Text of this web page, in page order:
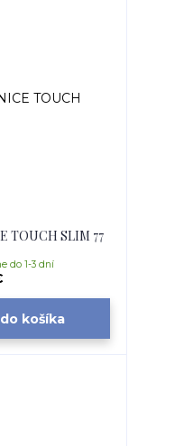
TOUCH SLIM 77
do 1-3 dní
košíka